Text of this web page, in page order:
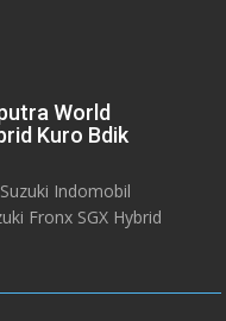
World
Kuro Bdik
Indomobil
Fronx SGX Hybrid